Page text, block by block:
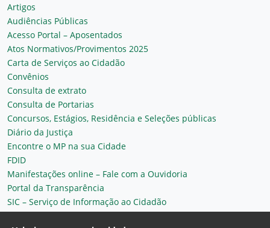
Artigos
Audiências Públicas
Acesso Portal – Aposentados
Atos Normativos/Provimentos 2025
Carta de Serviços ao Cidadão
Convênios
Consulta de extrato
Consulta de Portarias
Concursos, Estágios, Residência e Seleções públicas
Diário da Justiça
Encontre o MP na sua Cidade
FDID
Manifestações online – Fale com a Ouvidoria
Portal da Transparência
SIC – Serviço de Informação ao Cidadão
Plantão MP do Ceará